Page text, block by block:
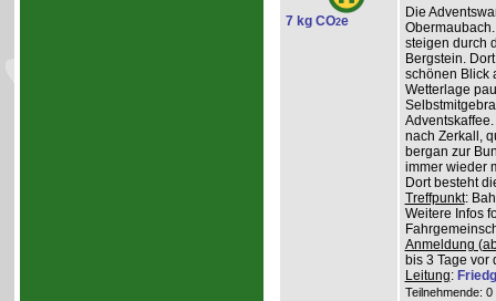
7 kg CO2e
Die
steigen durch
Bergstein.
schönen Blick
Wetterlage
nach Zerkall,
bergan zur
immer wieder
Dort besteht
Treffpunkt:
Weitere Infos
Anmeldung
bis 3 Tage vor
Leitung:
Teilnehmende: